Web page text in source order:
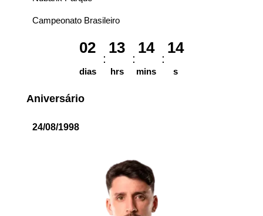
Campeonato Brasileiro
02
dias
13
hrs
14
mins
14
s
Aniversário
24/08/1998